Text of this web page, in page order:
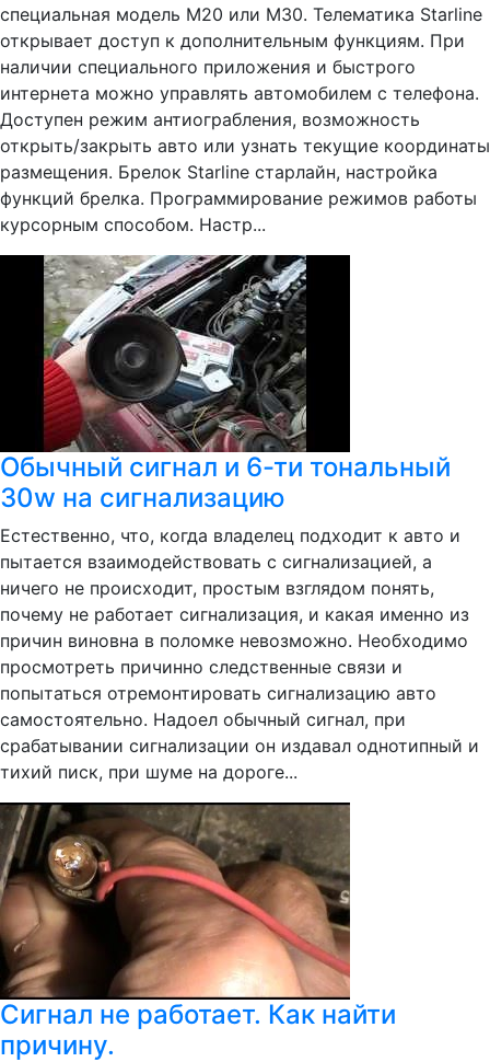
специальная модель М20 или М30. Телематика Starline
открывает доступ к дополнительным функциям. При
наличии специального приложения и быстрого
интернета можно управлять автомобилем с телефона.
Доступен режим антиограбления, возможность
открыть/закрыть авто или узнать текущие координаты
размещения. Брелок Starline старлайн, настройка
функций брелка. Программирование режимов работы
курсорным способом. Настр...
Обычный сигнал и 6-ти тональный
30w на сигнализацию
Естественно, что, когда владелец подходит к авто и
пытается взаимодействовать с сигнализацией, а
ничего не происходит, простым взглядом понять,
почему не работает сигнализация, и какая именно из
причин виновна в поломке невозможно. Необходимо
просмотреть причинно следственные связи и
попытаться отремонтировать сигнализацию авто
самостоятельно. Надоел обычный сигнал, при
срабатывании сигнализации он издавал однотипный и
тихий писк, при шуме на дороге...
Сигнал не работает. Как найти
причину.